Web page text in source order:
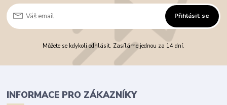
Přihlásit se
Můžete se kdykoli odhlásit. Zasíláme jednou za 14 dní.
INFORMACE PRO ZÁKAZNÍKY